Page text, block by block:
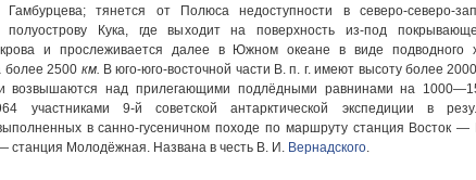
тянется от Полюса недоступности в северо-северо-
полуострову Кука, где выходит на поверхность из-под
и прослеживается далее в Южном океане в виде подводного
более 2500 км. В юго-юго-восточной части В. п. г. имеют высоту более 2000
возвышаются над прилегающими подлёдными равнинами на
участниками 9-й советской антарктической экспедиции в
в санно-гусеничном походе по маршруту станция Восток
станция Молодёжная. Названа в честь В. И. Вернадского.